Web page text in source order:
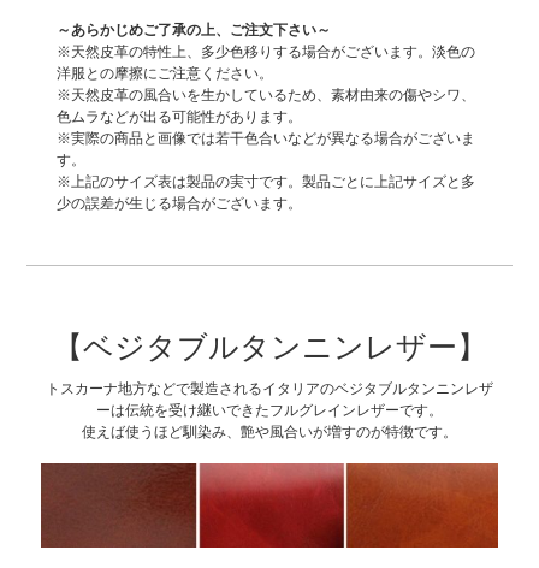
～あらかじめご了承の上、ご注文下さい～
※天然皮革の特性上、多少色移りする場合がございます。淡色の
洋服との摩擦にご注意ください。
※天然皮革の風合いを生かしているため、素材由来の傷やシワ、
色ムラなどが出る可能性があります。
※実際の商品と画像では若干色合いなどが異なる場合がございま
す。
※上記のサイズ表は製品の実寸です。製品ごとに上記サイズと多
少の誤差が生じる場合がございます。
【ベジタブルタンニンレザー】
トスカーナ地方などで製造されるイタリアのベジタブルタンニンレザ
ーは伝統を受け継いできたフルグレインレザーです。
使えば使うほど馴染み、艶や風合いが増すのが特徴です。